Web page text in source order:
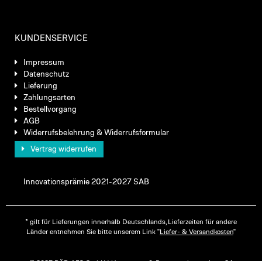
KUNDENSERVICE
Impressum
Datenschutz
Lieferung
Zahlungsarten
Bestellvorgang
AGB
Widerrufsbelehrung & Widerrufsformular
Vertrag widerrufen
Innovationsprämie 2021-2027 SAB
* gilt für Lieferungen innerhalb Deutschlands, Lieferzeiten für andere
Länder entnehmen Sie bitte unserem Link "Liefer- & Versandkosten"